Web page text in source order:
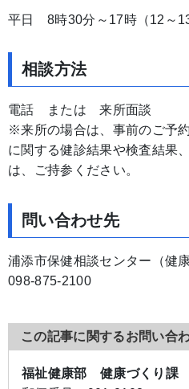
平日 8時30分～17時（12～13
相談方法
電話 または 来所面談
※来所の場合は、事前のご予
に関する健診結果や検査結果
は、ご持参ください。
問い合わせ先
浦添市保健相談センター（健
098-875-2100
この記事に関するお問い合
福祉健康部 健康づくり課